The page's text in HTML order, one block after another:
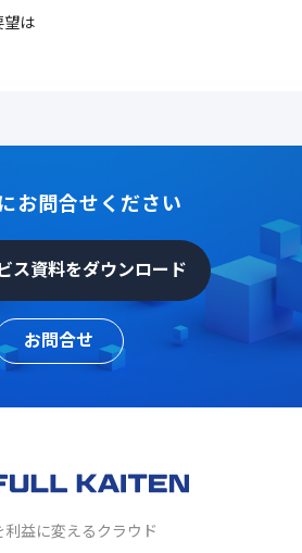
望は
お問合せください
ス資料をダウンロード
お問合せ
利益に変えるクラウド